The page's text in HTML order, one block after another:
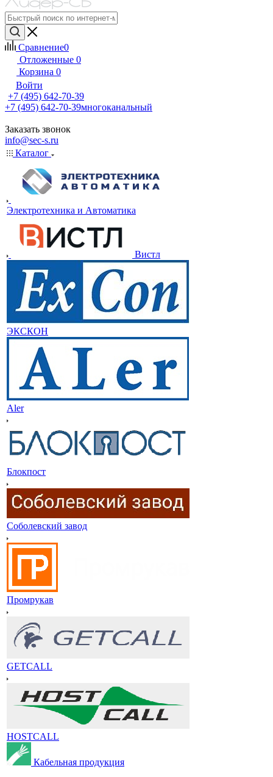
Сравнение0
Отложенные 0
Корзина 0
Войти
+7 (495) 642-70-39
+7 (495) 642-70-39многоканальный
Заказать звонок
info@sec-s.ru
Каталог
Электротехника и Автоматика
Вистл
ЭКСКОН
Aler
Блокпост
Соболевский завод
Промрукав
GETCALL
HOSTCALL
Кабельная продукция